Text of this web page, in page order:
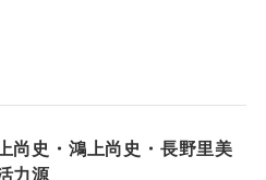
尚史・鴻上尚史・長野里美
力源